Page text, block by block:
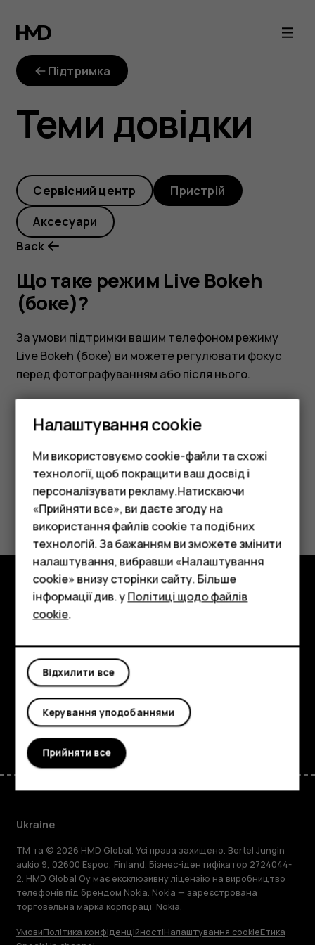
Що
таке
режим
Live
Bokeh
(боке)?
Смартфони
Фічерфони
Аксесуари
Планшети
Підтримка
Теми довідки
Cервісний центр Пристрій
Аксесуари
Back
Що таке режим Live Bokeh
(боке)?
За умови підтримки вашим телефоном режиму
Live Bokeh (боке) ви можете регулювати фокус
перед фотографуванням або після нього.
Це було для вас корисним?
Так Ні
Огляд
Planet and people
FacebookInstagram
TiktokYoutubeLinkedin
Ukraine
TM та © 2026 HMD Global. Усі права захищено. Bertel Jungin
aukio 9, 02600 Espoo, Finland. Бізнес-ідентифікатор 2724044-
2. HMD Global Oy має ексклюзивну ліцензію на виробництво
телефонів під брендом Nokia. Nokia — зареєстрована
торговельна марка корпорації Nokia.
УмовиПолітика конфіденційностіНалаштування cookieЕтика
Налаштування cookie
Ми використовуємо cookie-файли та схожі
технології, щоб покращити ваш досвід і
персоналізувати рекламу.Натискаючи
«Прийняти все», ви даєте згоду на
використання файлів cookie та подібних
технологій. За бажанням ви зможете змінити
налаштування, вибравши «Налаштування
cookie» внизу сторінки сайту. Більше
інформації див. уПолітиці щодо файлів
cookie.
Відхилити все
Керування уподобаннями
Прийняти все